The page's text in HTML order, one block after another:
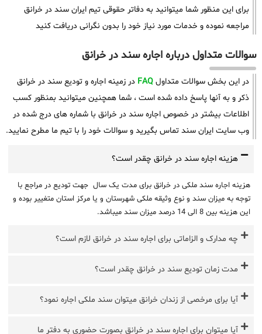
برای این منظور شما میتوانید به دفاتر حقوقی تیم ایران سند در خرانق
مراجعه نموده و خدمات مورد نیاز خود را بدون نگرانی دریافت کنید
سوالات متداول درباره اجاره سند در خرانق
در این بخش سوالات متداول FAQ در زمینه اجاره و تودیع سند در خرانق
ذکر و به آنها پاسخ داده شده است ، شما همچنین میتوانید بمنظور کسب
اطلاعات بیشتر در خصوص اجاره سند در خرانق با شماره های درج شده در
وب سایت ایران سند تماس بگیرید و سوالات خود را با تیم ما مطرح نمایید.
هزینه اجاره سند در خرانق چقدر است؟
هزینه اجاره سند ملکی در خرانق برای مدت یک سال جهت تودیع در مراجع با
توجه به میزان سند و نوع وثیقه ملکی شهرستان و یا مرکز استان متغییر بوده و
این هزینه بین 8 الی 14 درصد میزان سند میباشد.
چه مدارک و الزاماتی برای اجاره سند در خرانق لازم است؟
مدت زمان تودیع سند در خرانق چقدر است؟
آیا برای مرخصی از زندان خرانق میتوان سند ملکی اجاره نمود؟
آیا میتوان برای اجاره سند در خرانق بصورت حضوری به دفتر ما